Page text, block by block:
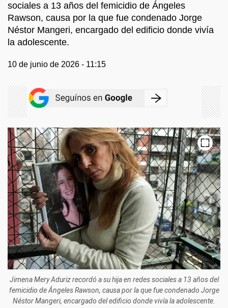
sociales a 13 años del femicidio de Ángeles
Rawson, causa por la que fue condenado Jorge
Néstor Mangeri, encargado del edificio donde vivía
la adolescente.
10 de junio de 2026 - 11:15
Jimena Mery Aduriz recordó a su hija en redes sociales a 13 años del
femicidio de Ángeles Rawson, causa por la que fue condenado Jorge
Néstor Mangeri, encargado del edificio donde vivía la adolescente.